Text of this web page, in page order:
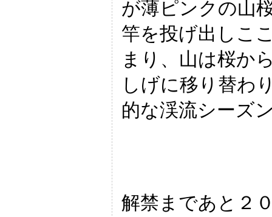
が薄ピンクの山
竿を投げ出しこ
まり、山は桜か
しげに移り替わ
的な渓流シーズ
解禁まであと２